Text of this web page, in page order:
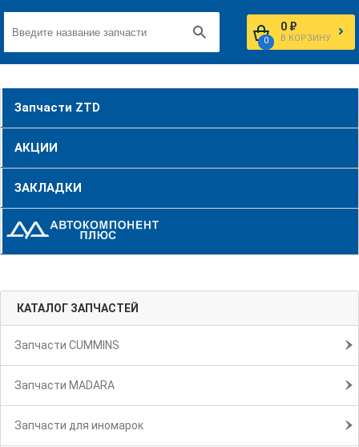
0
0 ₽
В КОРЗИНУ
Запчасти ZTD
АКЦИИ
ЗАКЛАДКИ
КАТАЛОГ ЗАПЧАСТЕЙ
Запчасти CUMMINS
Запчасти MADARA
Запчасти для иномарок